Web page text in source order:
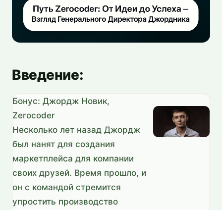
Введение:
Бонус: Джордж Новик,
Zerocoder
Несколько лет назад Джордж
был нанят для создания
маркетплейса для компании
своих друзей. Время прошло, и
он с командой стремится
упростить производство